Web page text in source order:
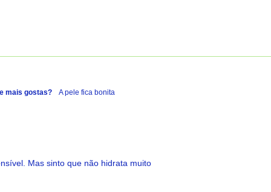
mais gostas? A pele fica bonita
Mas sinto que não hidrata muito